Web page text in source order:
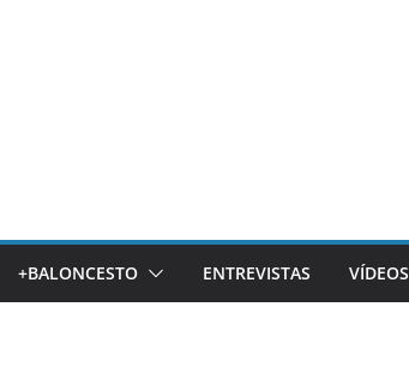
+BALONCESTO ENTREVISTAS VÍDEOS